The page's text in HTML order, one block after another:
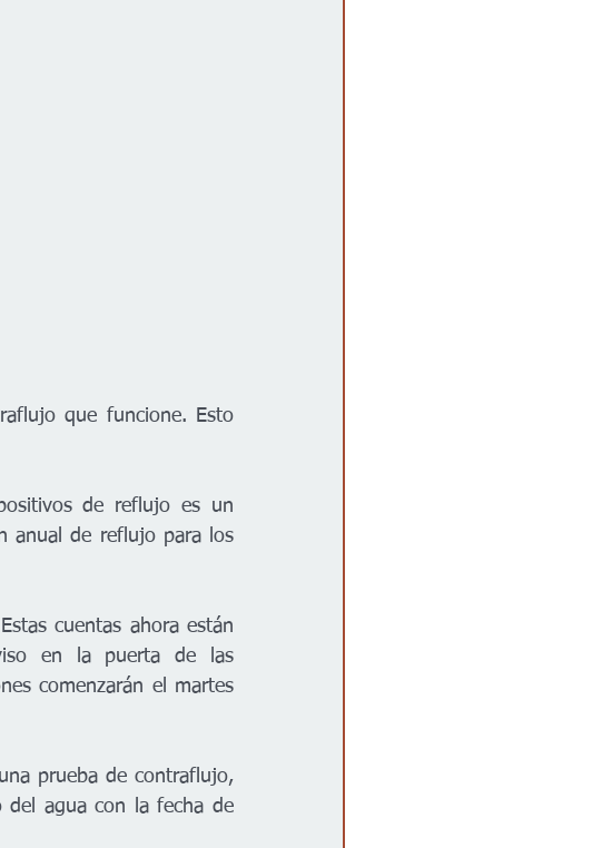
que funcione. Esto
de reflujo es un
anual de reflujo para los
cuentas ahora están
en la puerta de las
comenzarán el martes
prueba de contraflujo,
del agua con la fecha de